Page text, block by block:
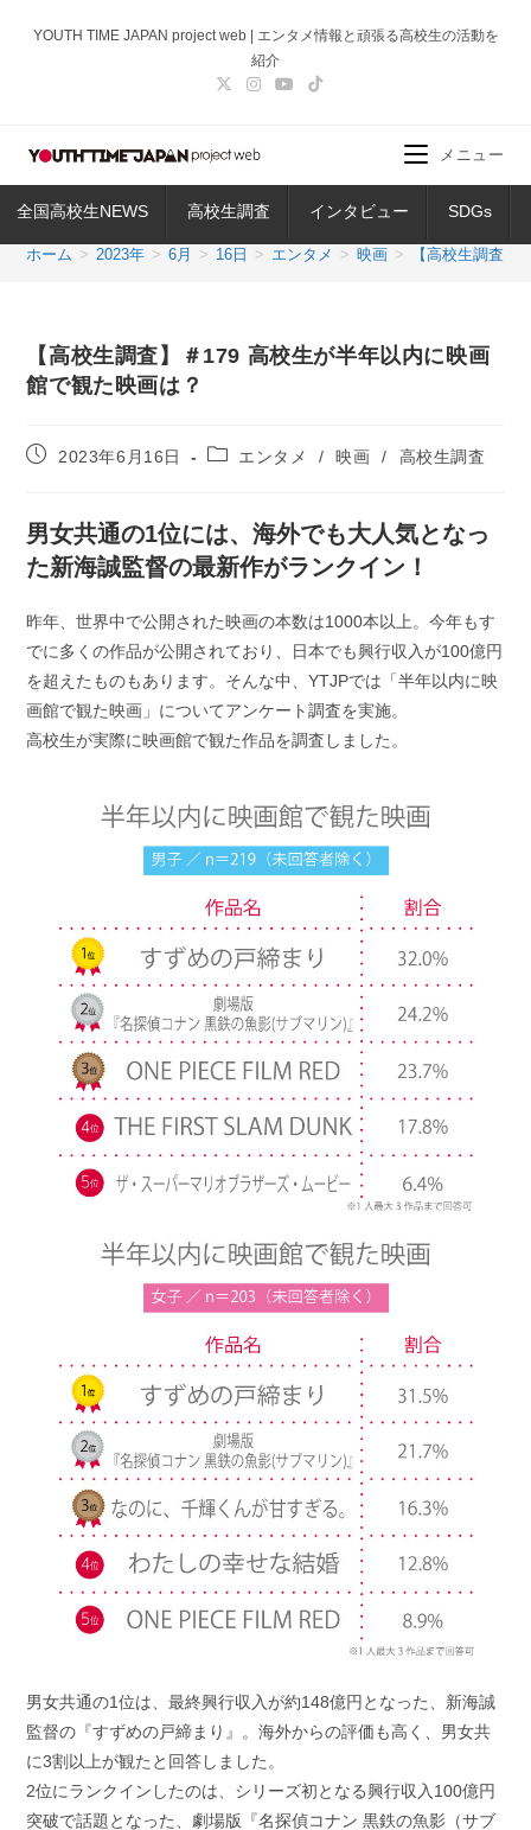
ス
ッ
YOUTH TIME JAPAN project web | エンタメ情報と頑張る高校生の活動を
紹介
全国高校生NEWS 高校生調査 インタビュー SDGs
メニュー
ホーム > 2023年 > 6月 > 16日 > エンタメ > 映画 > 【高校生調査
【高校生調査】＃179 高校生が半年以内に映画
館で観た映画は？
投
開
日:
2023年6月16日
投
テ
ゴ
リ
エンタメ / 映画 / 高校生調査
男女共通の1位には、海外でも大人気となっ
た新海誠監督の最新作がランクイン！
昨年、世界中で公開された映画の本数は1000本以上。今年もす
でに多くの作品が公開されており、日本でも興行収入が100億円
を超えたものもあります。そんな中、YTJPでは「半年以内に映
画館で観た映画」についてアンケート調査を実施。
高校生が実際に映画館で観た作品を調査しました。
男女共通の1位は、最終興行収入が約148億円となった、新海誠
監督の『すずめの戸締まり』。海外からの評価も高く、男女共
に3割以上が観たと回答しました。
2位にランクインしたのは、シリーズ初となる興行収入100億円
突破で話題となった、劇場版『名探偵コナン 黒鉄の魚影（サブ